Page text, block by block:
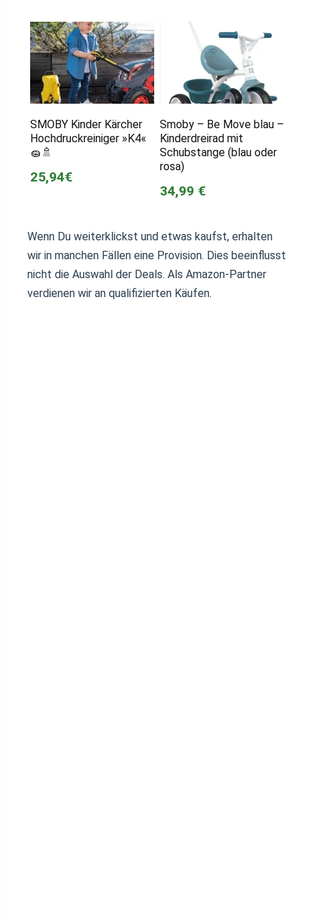
SMOBY Kinder Kärcher
Hochdruckreiniger »K4«
🧽🚿
25,94€
Smoby – Be Move blau –
Kinderdreirad mit
Schubstange (blau oder
rosa)
34,99 €
Wenn Du weiterklickst und etwas kaufst, erhalten
wir in manchen Fällen eine Provision. Dies beeinflusst
nicht die Auswahl der Deals. Als Amazon-Partner
verdienen wir an qualifizierten Käufen.